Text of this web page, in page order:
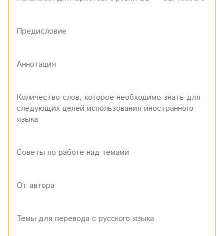
Предисловие
Аннотация
Количество слов, которое необходимо знать для
следующих целей использования иностранного
языка
Советы по работе над темами
От автора
Темы для перевода с русского языка